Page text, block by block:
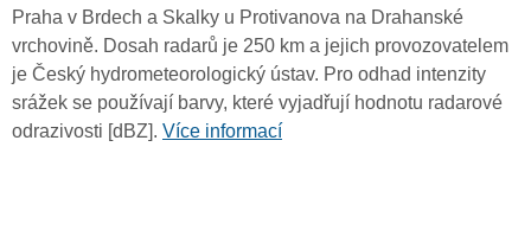
Praha v Brdech a Skalky u Protivanova na Drahanské
vrchovině. Dosah radarů je 250 km a jejich provozovatelem
je Český hydrometeorologický ústav. Pro odhad intenzity
srážek se používají barvy, které vyjadřují hodnotu radarové
odrazivosti [dBZ]. Více informací